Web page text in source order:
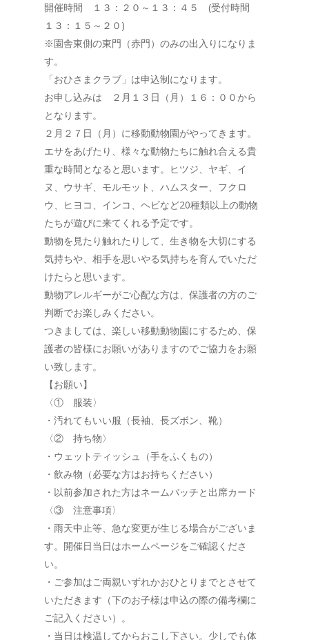
開催時間 １３：２０～１３：４５ (受付時間
１３：１５～２０)
※園舎東側の東門（赤門）のみの出入りになりま
す。
「おひさまクラブ」は申込制になります。
お申し込みは ２月１３日（月）１６：００から
となります。
２月２７日（月）に移動動物園がやってきます。
エサをあげたり、様々な動物たちに触れ合える貴
重な時間となると思います。ヒツジ、ヤギ、イ
ヌ、ウサギ、モルモット、ハムスター、フクロ
ウ、ヒヨコ、インコ、ヘビなど20種類以上の動物
たちが遊びに来てくれる予定です。
動物を見たり触れたりして、生き物を大切にする
気持ちや、相手を思いやる気持ちを育んでいただ
けたらと思います。
動物アレルギーがご心配な方は、保護者の方のご
判断でお楽しみください。
つきましては、楽しい移動動物園にするため、保
護者の皆様にお願いがありますのでご協力をお願
い致します。
【お願い】
〈① 服装〉
・汚れてもいい服（長袖、長ズボン、靴）
〈② 持ち物〉
・ウェットティッシュ（手をふくもの）
・飲み物（必要な方はお持ちください）
・以前参加された方はネームバッチと出席カード
〈③ 注意事項〉
・雨天中止等、急な変更が生じる場合がございま
す。開催日当日はホームページをご確認くださ
い。
・ご参加はご両親いずれかおひとりまでとさせて
いただきます（下のお子様は申込の際の備考欄に
ご記入ください）。
・当日は検温してからおこし下さい。少しでも体